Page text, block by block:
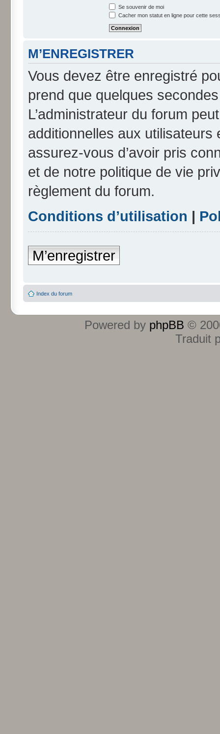
Se souvenir de moi
Cacher mon statut en ligne pour cette
M’ENREGISTRER
Vous devez être enregistré
prend que quelques
L’administrateur du forum
additionnelles aux
assurez-vous d’avoir pris
et de notre politique de vie
règlement du forum.
Conditions d’utilisation |
M’enregistrer
Index du forum
Powered by phpBB ©
Traduit